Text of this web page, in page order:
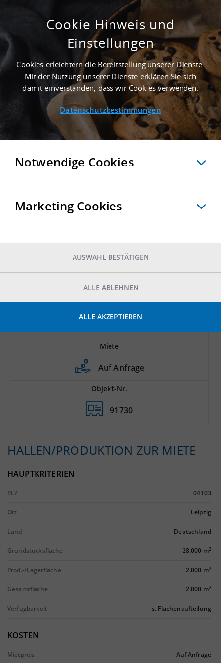
2.000 M² LOGISTIKIMMOBILIE IN LEIPZIG
NAHE FLUGHAFEN LEIPZIG/HALLE
Startseite Immobiliensuche Detailansicht
VERGLEICHEN EXPORT PDF
Prod.-/Lagerfläche
Miete
Auf Anfrage
Objekt-Nr.
91730
HALLEN/PRODUKTION ZUR MIETE
HAUPTKRITERIEN
PLZ 04103
Ort Leipzig
Land Deutschland
Grundstücksfläche 28.000 m2
Prod.-/Lagerfläche 2.000 m2
Gesamtfläche 2.000 m2
Verfügbarkeit s. Flächenaufteilung
KOSTEN
Mietpreis Auf Anfrage
Cookie Hinweis und
Einstellungen
Cookies erleichtern die Bereitstellung unserer Dienste.
Mit der Nutzung unserer Dienste erklären Sie sich
damit einverstanden, dass wir Cookies verwenden.
Datenschutzbestimmungen
Notwendige Cookies
Marketing Cookies
AUSWAHL BESTÄTIGEN
ALLE ABLEHNEN
ALLE AKZEPTIEREN